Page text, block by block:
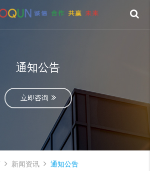
通知公告
立即咨询
新闻资讯 通知公告